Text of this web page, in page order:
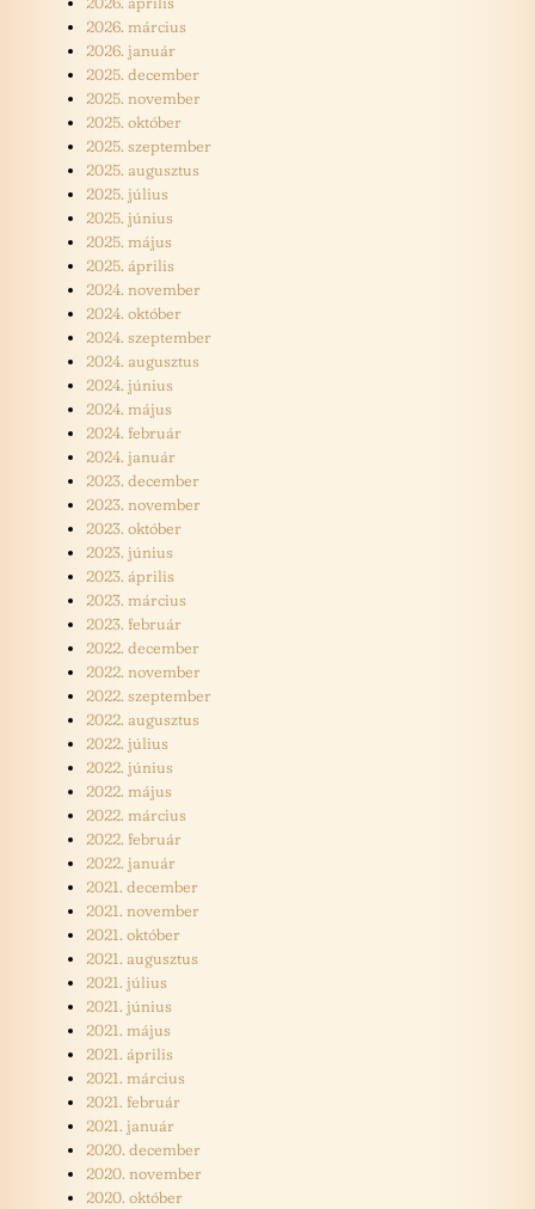
2026. március
2026. január
2025. december
2025. november
2025. október
2025. szeptember
2025. augusztus
2025. július
2025. június
2025. május
2025. április
2024. november
2024. október
2024. szeptember
2024. augusztus
2024. június
2024. május
2024. február
2024. január
2023. december
2023. november
2023. október
2023. június
2023. április
2023. március
2023. február
2022. december
2022. november
2022. szeptember
2022. augusztus
2022. július
2022. június
2022. május
2022. március
2022. február
2022. január
2021. december
2021. november
2021. október
2021. augusztus
2021. július
2021. június
2021. május
2021. április
2021. március
2021. február
2021. január
2020. december
2020. november
2020. október